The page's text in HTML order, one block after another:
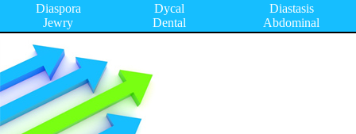
Diaspora
Jewry
Dycal
Dental
Diastasis
Abdominal